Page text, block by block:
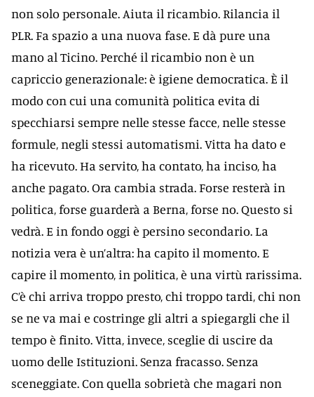
non solo personale. Aiuta il ricambio. Rilancia il
PLR. Fa spazio a una nuova fase. E dà pure una
mano al Ticino. Perché il ricambio non è un
capriccio generazionale: è igiene democratica. È il
modo con cui una comunità politica evita di
specchiarsi sempre nelle stesse facce, nelle stesse
formule, negli stessi automatismi. Vitta ha dato e
ha ricevuto. Ha servito, ha contato, ha inciso, ha
anche pagato. Ora cambia strada. Forse resterà in
politica, forse guarderà a Berna, forse no. Questo si
vedrà. E in fondo oggi è persino secondario. La
notizia vera è un’altra: ha capito il momento. E
capire il momento, in politica, è una virtù rarissima.
C’è chi arriva troppo presto, chi troppo tardi, chi non
se ne va mai e costringe gli altri a spiegargli che il
tempo è finito. Vitta, invece, sceglie di uscire da
uomo delle Istituzioni. Senza fracasso. Senza
sceneggiate. Con quella sobrietà che magari non